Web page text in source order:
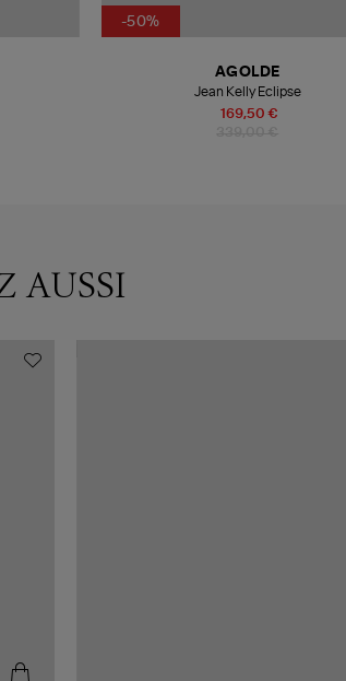
-50%
169,50 €
AGOLDE
Jean Kelly Eclipse
AUSSI